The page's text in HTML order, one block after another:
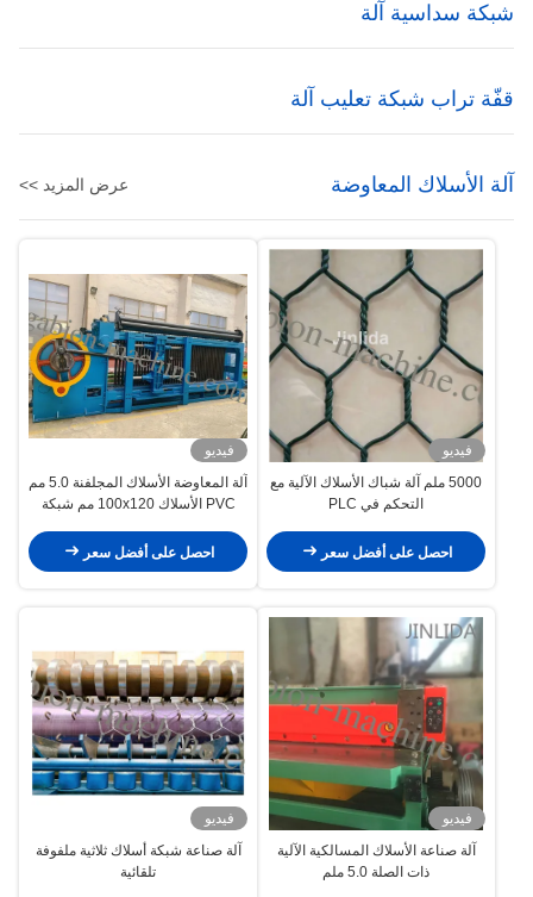
شبكة سداسية آلة
قفّة تراب شبكة تعليب آلة
آلة الأسلاك المعاوضة عرض المزيد >>
فيديو
5000 ملم آلة شباك الأسلاك الآلية مع
التحكم في PLC
احصل على أفضل سعر
فيديو
آلة المعاوضة الأسلاك المجلفنة 5.0 مم
PVC الأسلاك 100x120 مم شبكة
احصل على أفضل سعر
فيديو
آلة صناعة الأسلاك المسالكية الآلية
ذات الصلة 5.0 ملم
فيديو
آلة صناعة شبكة أسلاك ثلاثية ملفوفة
تلقائية